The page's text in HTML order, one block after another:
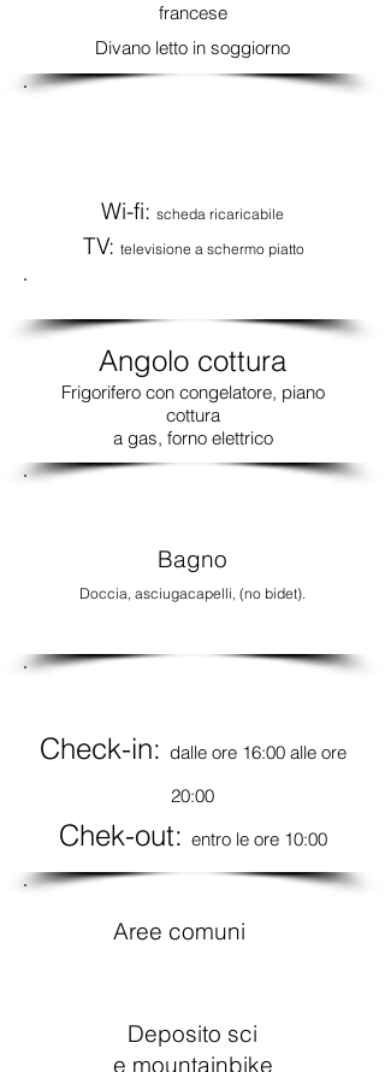
francese
Divano letto in soggiorno
Wi-fi: scheda ricaricabile
TV: televisione a schermo piatto
Angolo cottura
Frigorifero con congelatore, piano
cottura
a gas, forno elettrico
Bagno
Doccia, asciugacapelli, (no bidet).
Check-in: dalle ore 16:00 alle ore
20:00
Chek-out: entro le ore 10:00
Aree comuni
Deposito sci
e mountainbike